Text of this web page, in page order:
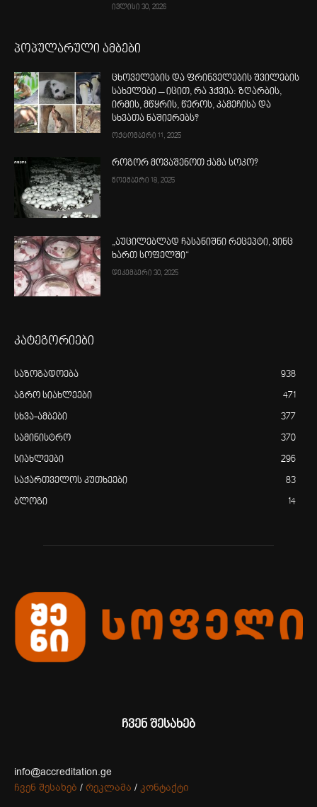
ივლისი 30, 2026
პოპულარული ამბები
ცხოველების და ფრინველების შვილების
სახელები – იცით, რა ჰქვია: ზღარბის,
ირმის, მწყრის, წეროს, კამეჩისა და
სხვათა ნაშიერებს?
ოქტომბერი 11, 2025
როგორ მოვაშენოთ ქამა სოკო?
ნოემბერი 18, 2025
„აუცილებლად ჩასანიშნი რეცეპტი, ვინც
ხართ სოფელში“
დეკემბერი 30, 2025
კატეგორიები
საზოგადოება 938
აგრო სიახლეები 471
სხვა-ამბები 377
სამინისტრო 370
სიახლეები 296
საქართველოს კუთხეები 83
ბლოგი 14
ჩვენ შესახებ
info@accreditation.ge
ჩვენ შესახებ / რეკლამა / კონტაქტი